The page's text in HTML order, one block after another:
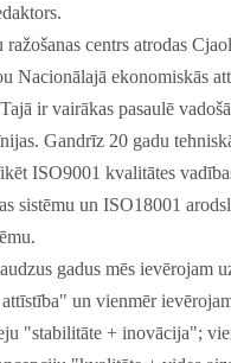
centrs atrodas
Nacionālajā ekonomiskās
ir vairākas pasaulē
Gandrīz 20 gadu
ISO9001 kvalitātes
sistēmu un ISO18001
gadus mēs ievērojam
un vienmēr
"stabilitāte + inovācija";